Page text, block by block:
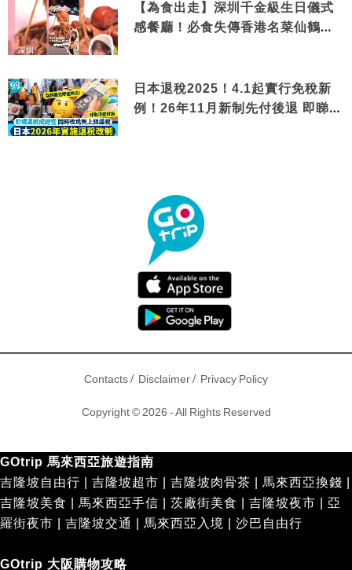
【為食出走】深圳千金級生日儀式
感餐廳！必食失傳香港名菜仙鶴神
日本退稅2025！4.1起實行免稅新
例！26年11月新制先付後退 即睇步
Contacts/ Disclaimer/ Privacy Policy
Copyright © 2026 - All Rights Reserved
GOtrip 馬來西亞旅遊指南
吉隆坡自由行
吉隆坡超市 吉隆坡肉骨茶 馬來西亞換錢
吉隆坡美食
馬來西亞手信 茨廠街美食 吉隆坡夜市
亞
羅街夜市
吉隆坡交通 馬來西亞入境 沙巴自由行
GOtrip 大阪購物攻略